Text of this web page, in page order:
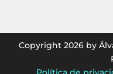
Copyright 2026 by